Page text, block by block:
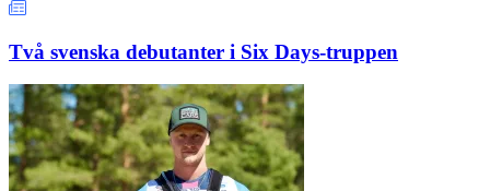
Två svenska debutanter i Six Days-truppen